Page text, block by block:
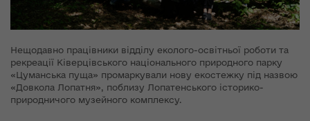
Нещодавно працівники відділу еколого-освітньої роботи та
рекреації Ківерцівського національного природного парку
«Цуманська пуща» промаркували нову екостежку під назвою
«Довкола Лопатня», поблизу Лопатенського історико-
природничого музейного комплексу.